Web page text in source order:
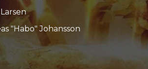
"Habo" Johansson